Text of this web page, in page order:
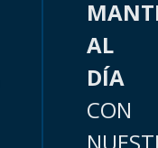
AL
DÍA
CON